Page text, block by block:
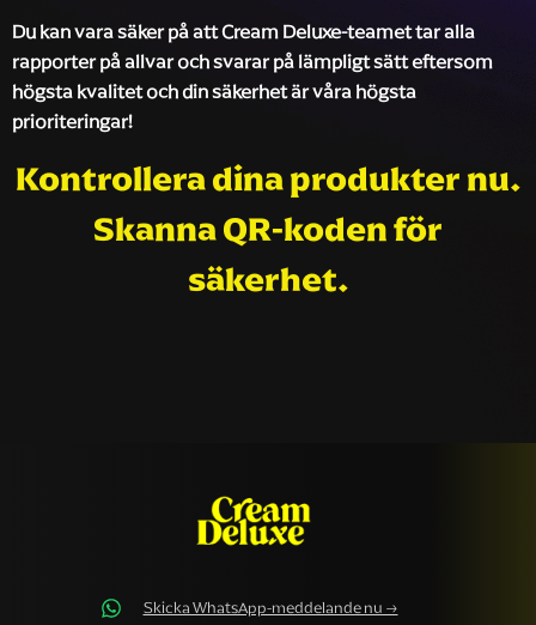
Du kan vara säker på att Cream Deluxe-teamet tar alla
rapporter på allvar och svarar på lämpligt sätt eftersom
högsta kvalitet och din säkerhet är våra högsta
prioriteringar!
Kontrollera dina produkter nu.
Skanna QR-koden för
säkerhet.
Skicka WhatsApp-meddelande nu →